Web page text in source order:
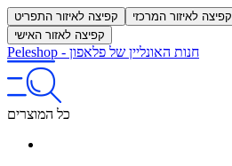
קפיצה לאיזור התפריט קפיצה לאיזור המרכזי
קפיצה לאזור האישי
Peleshop - חנות האונליין של פלאפון
כל המוצרים